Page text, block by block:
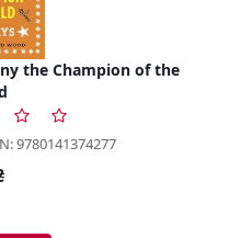
the Champion of the
9780141374277